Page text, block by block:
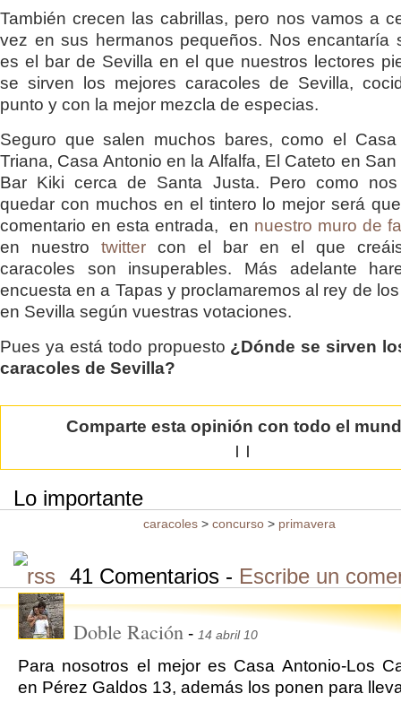
También crecen las cabrillas, pero nos vamos a
vez en sus hermanos pequeños. Nos encantaría
es el bar de Sevilla en el que nuestros lectores
se sirven los mejores caracoles de Sevilla,
punto y con la mejor mezcla de especias.
Seguro que salen muchos bares, como el
Triana, Casa Antonio en la Alfalfa, El Cateto en
Bar Kiki cerca de Santa Justa. Pero como
quedar con muchos en el tintero lo mejor será
comentario en esta entrada, en nuestro muro de
en nuestro twitter con el bar en el que
caracoles son insuperables. Más adelante
encuesta en a Tapas y proclamaremos al rey de
en Sevilla según vuestras votaciones.
Pues ya está todo propuesto ¿Dónde se sirven
caracoles de Sevilla?
Comparte esta opinión con todo el
| |
Lo importante
caracoles > concurso > primavera
41 Comentarios - Escribe un
Doble Ración - 14 abril 10
Para nosotros el mejor es Casa Antonio-Los
en Pérez Galdos 13, además los ponen para